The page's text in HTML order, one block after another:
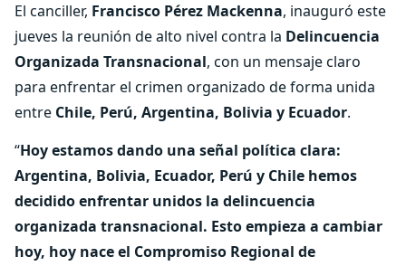
El canciller, Francisco Pérez Mackenna, inauguró este
jueves la reunión de alto nivel contra la Delincuencia
Organizada Transnacional, con un mensaje claro
para enfrentar el crimen organizado de forma unida
entre Chile, Perú, Argentina, Bolivia y Ecuador.
“Hoy estamos dando una señal política clara:
Argentina, Bolivia, Ecuador, Perú y Chile hemos
decidido enfrentar unidos la delincuencia
organizada transnacional. Esto empieza a cambiar
hoy, hoy nace el Compromiso Regional de